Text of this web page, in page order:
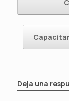
Deja una